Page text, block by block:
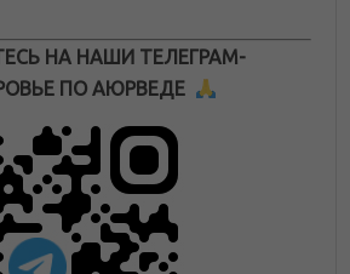
НА НАШИ ТЕЛЕГРАМ-
ПО АЮРВЕДЕ